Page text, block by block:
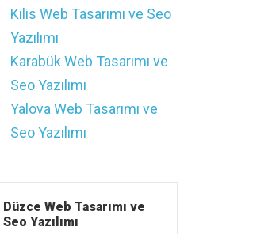
Kilis ‎Web Tasarımı ve Seo
Yazılımı
Karabük ‎Web Tasarımı ve
Seo Yazılımı
Yalova ‎Web Tasarımı ve
Seo Yazılımı
Düzce ‎Web Tasarımı ve
Seo Yazılımı